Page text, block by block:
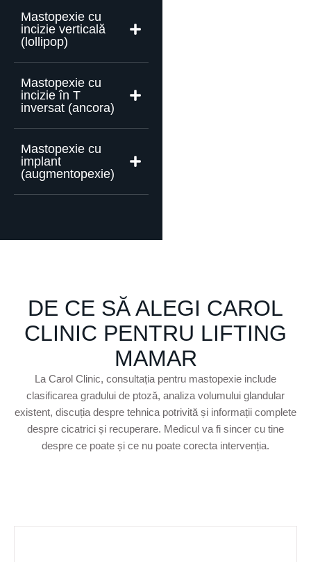
Mastopexie cu
incizie verticală
(lollipop)
Mastopexie cu
incizie în T
inversat (ancora)
Mastopexie cu
implant
(augmentopexie)
DE CE SĂ ALEGI CAROL
CLINIC PENTRU LIFTING
MAMAR
La Carol Clinic, consultația pentru mastopexie include
clasificarea gradului de ptoză, analiza volumului glandular
existent, discuția despre tehnica potrivită și informații complete
despre cicatrici și recuperare. Medicul va fi sincer cu tine
despre ce poate și ce nu poate corecta intervenția.